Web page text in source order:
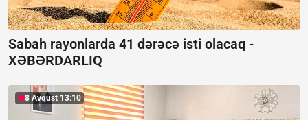
Sabah rayonlarda 41 dərəcə isti olacaq -
XƏBƏRDARLIQ
8 Avqust 13:10